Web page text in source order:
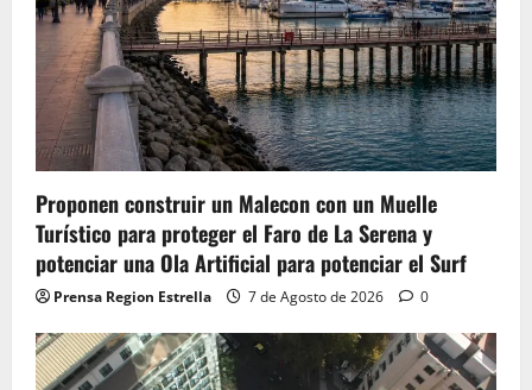
Proponen construir un Malecon con un Muelle
Turístico para proteger el Faro de La Serena y
potenciar una Ola Artificial para potenciar el Surf
Prensa Region Estrella 7 de Agosto de 2026 0